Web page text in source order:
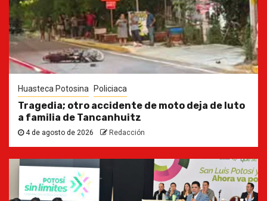
Huasteca Potosina Policiaca
Tragedia; otro accidente de moto deja de luto
a familia de Tancanhuitz
4 de agosto de 2026 Redacción